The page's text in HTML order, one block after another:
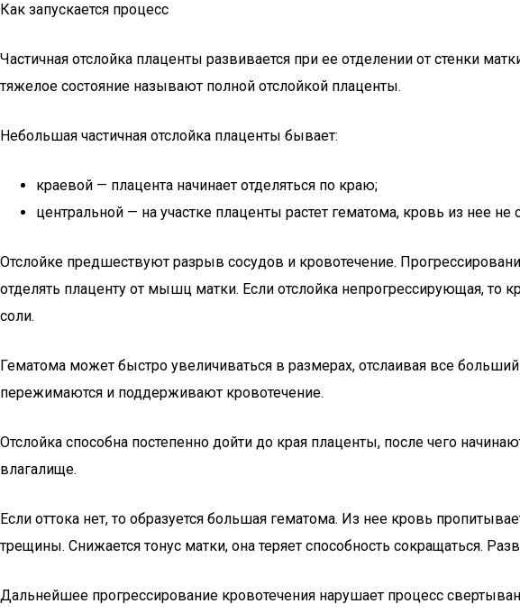
Как запускается процесс
Частичная отслойка плаценты развивается при ее отделении от стенки
тяжелое состояние называют полной отслойкой плаценты.
Небольшая частичная отслойка плаценты бывает:
краевой — плацента начинает отделяться по краю;
центральной — на участке плаценты растет гематома, кровь из нее не
Отслойке предшествуют разрыв сосудов и кровотечение.
отделять плаценту от мышц матки. Если отслойка непрогрессирующая, то
соли.
Гематома может быстро увеличиваться в размерах, отслаивая все
пережимаются и поддерживают кровотечение.
Отслойка способна постепенно дойти до края плаценты, после чего
влагалище.
Если оттока нет, то образуется большая гематома. Из нее кровь
трещины. Снижается тонус матки, она теряет способность сокращаться.
Дальнейшее прогрессирование кровотечения нарушает процесс